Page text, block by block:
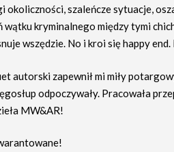
szaleńcze sytuacje,
kryminalnego między tymi
wszędzie. No i kroi się happy
autorski zapewnił mi miły
odpoczywały. Pracowała
MW&AR!